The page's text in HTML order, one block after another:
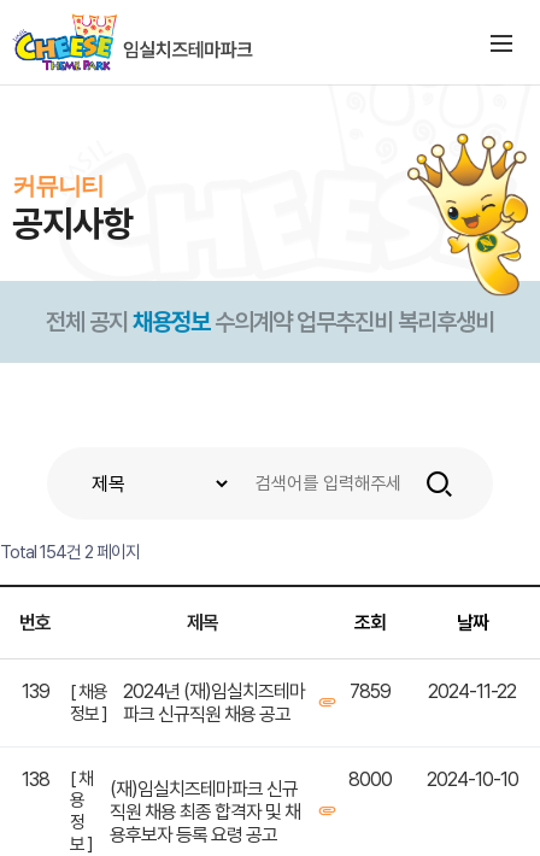
커뮤니티
공지사항
전체 공지 채용정보 수의계약 업무추진비 복리후생비
Total 154건 2 페이지
번호 제목 조회 날짜
139
[ 채용
정보 ]
2024년 (재)임실치즈테마
파크 신규직원 채용 공고
7859 2024-11-22
138
[ 채
용
정
보 ]
(재)임실치즈테마파크 신규
직원 채용 최종 합격자 및 채
용후보자 등록 요령 공고
8000 2024-10-10